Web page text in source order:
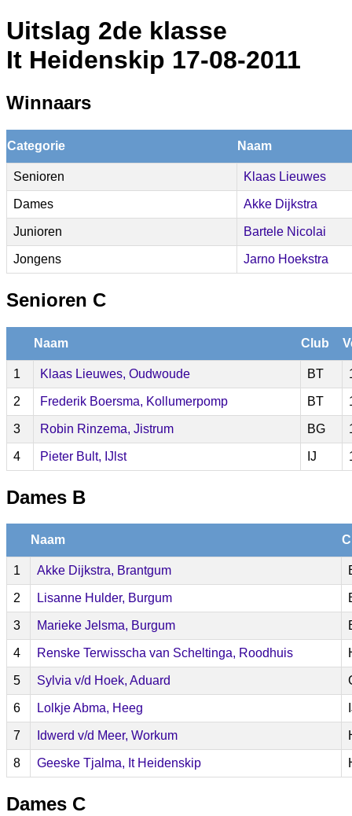
Uitslag 2de klasse
It Heidenskip 17-08-2011
Winnaars
Categorie Naam
Senioren Klaas Lieuwes
Dames Akke Dijkstra
Junioren Bartele Nicolai
Jongens Jarno Hoekstra
Senioren C
Naam Club
1 Klaas Lieuwes, Oudwoude BT
2 Frederik Boersma, Kollumerpomp BT
3 Robin Rinzema, Jistrum BG
4 Pieter Bult, IJlst IJ
Dames B
Naam
1 Akke Dijkstra, Brantgum
2 Lisanne Hulder, Burgum
3 Marieke Jelsma, Burgum
4 Renske Terwisscha van Scheltinga, Roodhuis
5 Sylvia v/d Hoek, Aduard
6 Lolkje Abma, Heeg
7 Idwerd v/d Meer, Workum
8 Geeske Tjalma, It Heidenskip
Dames C